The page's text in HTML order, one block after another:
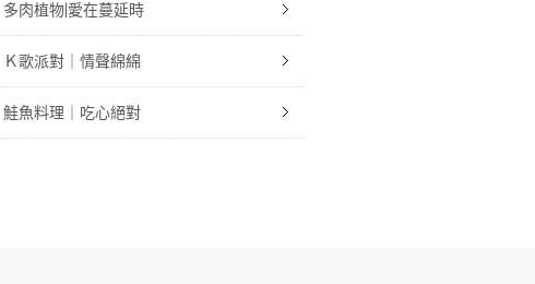
多肉植物|愛在蔓延時
Ｋ歌派對｜情聲綿綿
鮭魚料理｜吃心絕對